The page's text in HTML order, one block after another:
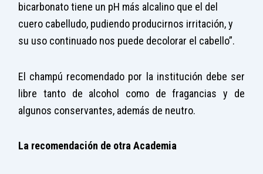
bicarbonato tiene un pH más alcalino que el del
cuero cabelludo, pudiendo producirnos irritación, y
su uso continuado nos puede decolorar el cabello”.
El champú recomendado por la institución debe ser
libre tanto de alcohol como de fragancias y de
algunos conservantes, además de neutro.
La recomendación de otra Academia